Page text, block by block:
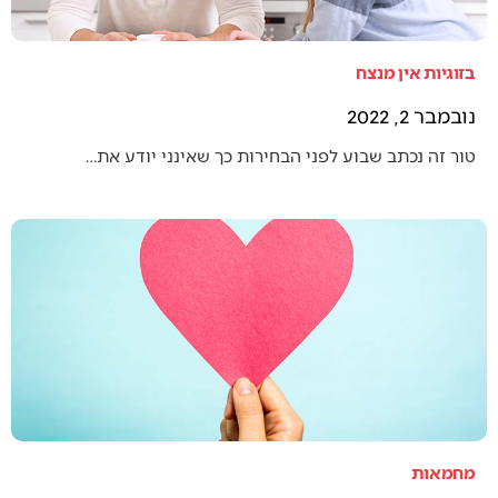
בזוגיות אין מנצח
נובמבר 2, 2022
טור זה נכתב שבוע לפני הבחירות כך שאינני יודע את…
מחמאות